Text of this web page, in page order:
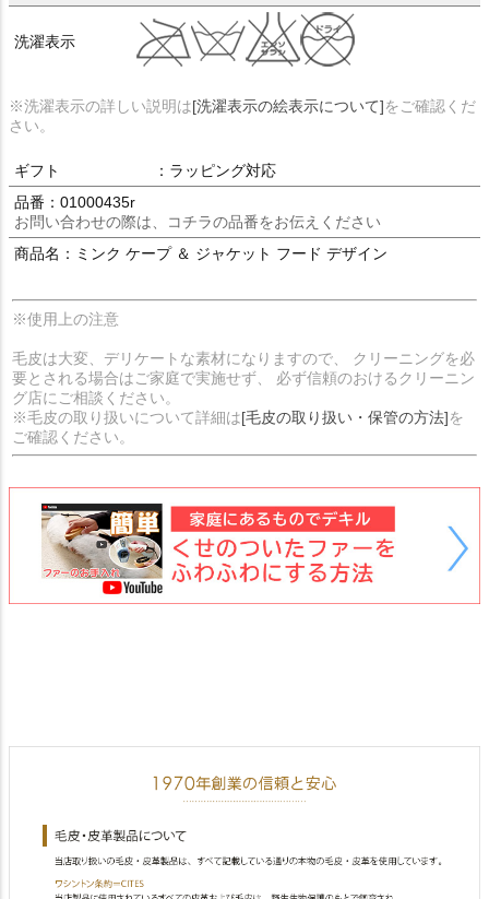
洗濯表示
※洗濯表示の詳しい説明は[洗濯表示の絵表示について]をご確認くだ
さい。
ギフト
：ラッピング対応
品番：01000435r
お問い合わせの際は、コチラの品番をお伝えください
商品名：ミンク ケープ ＆ ジャケット フード デザイン
※使用上の注意
毛皮は大変、デリケートな素材になりますので、 クリーニングを必
要とされる場合はご家庭で実施せず、 必ず信頼のおけるクリーニン
グ店にご相談ください。
※毛皮の取り扱いについて詳細は[毛皮の取り扱い・保管の方法]を
ご確認ください。